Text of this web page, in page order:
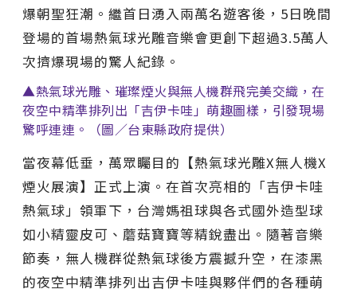
爆朝聖狂潮。繼首日湧入兩萬名遊客後，5日晚間
登場的首場熱氣球光雕音樂會更創下超過3.5萬人
次擠爆現場的驚人紀錄。
▲熱氣球光雕、璀璨煙火與無人機群飛完美交織，在
夜空中精準排列出「吉伊卡哇」萌趣圖樣，引發現場
驚呼連連。（圖／台東縣政府提供）
當夜幕低垂，萬眾矚目的【熱氣球光雕X無人機X
煙火展演】正式上演。在首次亮相的「吉伊卡哇
熱氣球」領軍下，台灣媽祖球與各式國外造型球
如小精靈皮可、蘑菇寶寶等精銳盡出。隨著音樂
節奏，無人機群從熱氣球後方震撼升空，在漆黑
的夜空中精準排列出吉伊卡哇與夥伴們的各種萌